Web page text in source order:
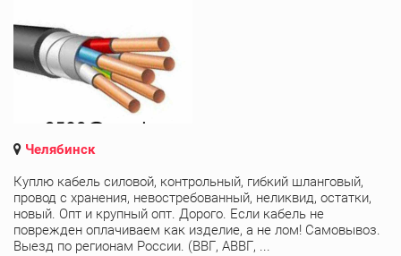
Челябинск
Куплю кабель силовой, контрольный, гибкий шланговый,
провод с хранения, невостребованный, неликвид, остатки,
новый. Опт и крупный опт. Дорого. Если кабель не
поврежден оплачиваем как изделие, а не лом! Самовывоз.
Выезд по регионам России. (ВВГ, АВВГ, ...